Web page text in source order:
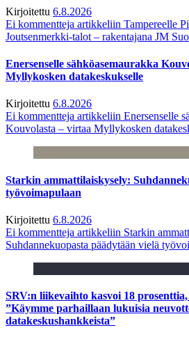
Kirjoitettu 6.8.2026
Ei kommentteja artikkeliin Tampereelle
Joutsenmerkki-talot – rakentajana JM
Enersenselle sähköasemaurakka
Myllykosken datakeskukselle
Kirjoitettu 6.8.2026
Ei kommentteja artikkeliin Enersenselle
Kouvolasta – virtaa Myllykosken
Starkin ammattilaiskysely:
työvoimapulaan
Kirjoitettu 6.8.2026
Ei kommentteja artikkeliin Starkin
Suhdannekuopasta päädytään vielä
SRV:n liikevaihto kasvoi 18
”Käymme parhaillaan lukuisia
datakeskushankkeista”